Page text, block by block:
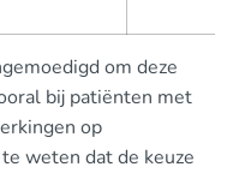
om deze
bij patiënten met
op
weten dat de keuze